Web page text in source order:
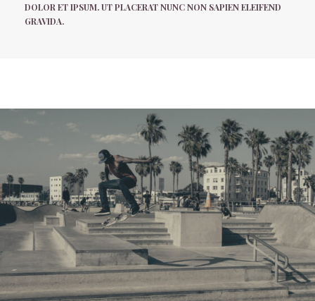
DOLOR ET IPSUM. UT PLACERAT NUNC NON SAPIEN ELEIFEND
GRAVIDA.